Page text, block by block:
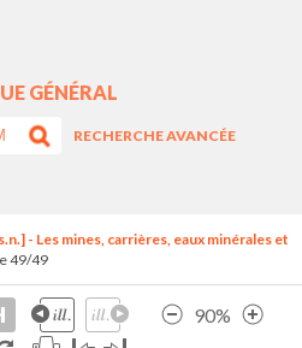
GÉNÉRAL
RECHERCHE AVANCÉE
- Les mines, carrières, eaux minérales et
49/49
90%